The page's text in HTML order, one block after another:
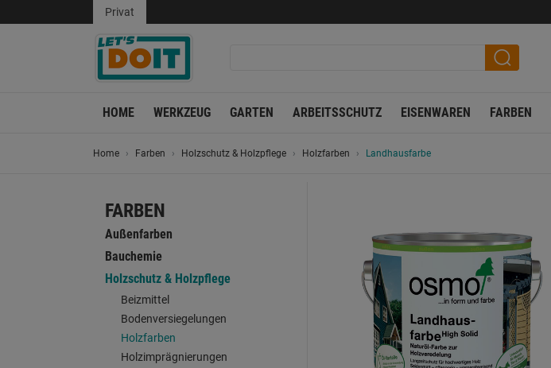
Privat
HOME WERKZEUG GARTEN ARBEITSSCHUTZ EISENWAREN FARBEN
Home Farben Holzschutz & Holzpflege Holzfarben Landhausfarbe
FARBEN
Außenfarben
Bauchemie
Holzschutz & Holzpflege
Beizmittel
Bodenversiegelungen
Holzfarben
Holzimprägnierungen